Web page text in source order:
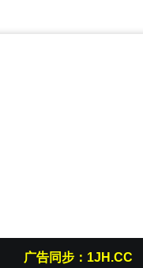
广告同步：1JH.CC